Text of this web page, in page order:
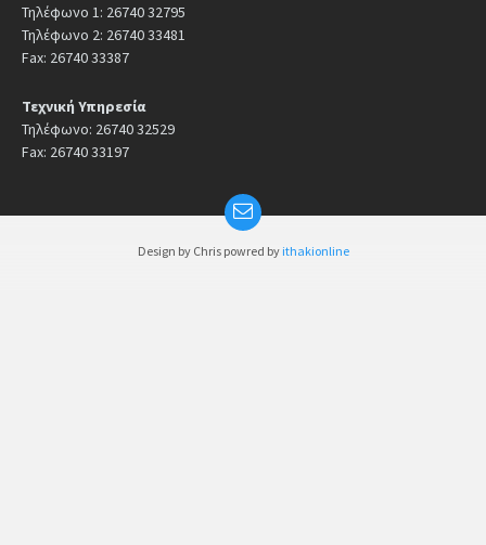
Τηλέφωνο 1: 26740 32795
Τηλέφωνο 2: 26740 33481
Fax: 26740 33387
Τεχνική Υπηρεσία
Τηλέφωνο: 26740 32529
Fax: 26740 33197
Design by Chris powred by ithakionline